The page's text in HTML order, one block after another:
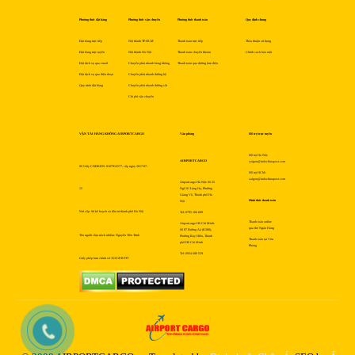
Phương thức đặt hàng
Đặt hàng trực tiếp
Đặt hàng trực tuyến
Đặt dịch vụ qua email
Đặt dịch vụ qua điện thoại
Quy trình đặt hàng
Phương thức vận chuyển
Nội thành TP.HCM
Nội thành Hà Nội
Chuyển phát nhanh hàng không
Chuyển phát nhanh đường bộ
Chuyển phát nhanh đường sắt
Chi phí vận chuyển
Phương thức thanh toán
Thanh toán trực tiếp
Thanh toán chuyển khoản
Thanh toán qua đường bưu điện
Quy định chung
Thỏa thuận sử dụng
Chính sách bảo mật
VẬN TẢI HÀNG KHÔNG AIRPORTCARGO
Số Giấy CNĐKDN: 0107912577, cấp ngày 2017-07-
12
Nơi cấp: Sở kế hoạch và đầu tư thành phố Hà Nội
Tên người chịu trách nhiệm: Nguyễn Tiến Trình
Giấy phép bưu chính số 353/GP-BTTT
Văn phòng
AIRPORTCARGO
Airportcargo Hà Nội: Số 25
Ngõ 81 Láng Hạ, Phường
Giảng Võ, Thành phố Hà
Nội
Tel: 0795 166 689
Airportcargo Hồ Chí Minh:
Số 87 Đường A4 (K300),
Phường Bảy Hiền, Thành
phố Hồ Chí Minh
Tel: 0934 689 559
Hỗ trợ trực tuyến
Hỗ trợ Hà Nội:
saigon@indochinapost.com
Hỗ trợ HCM:
saigon@indochinapost.com
Hình thức thanh toán
Thanh toán online
qua thẻ Ngân Hàng
Thanh toán tại Văn
Phòng